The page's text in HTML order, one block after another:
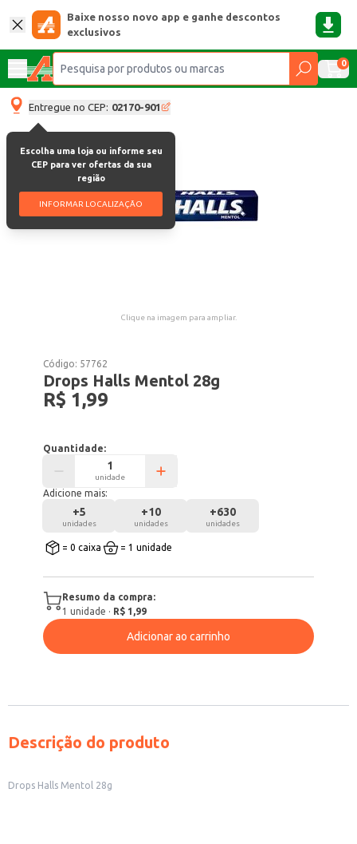
Baixe nosso novo app e ganhe descontos
exclusivos
0
Entregue no CEP: 02170-901
Escolha uma loja ou informe seu
CEP para ver ofertas da sua
região
INFORMAR LOCALIZAÇÃO
Clique na imagem para ampliar.
Código: 57762
Drops Halls Mentol 28g
R$ 1,99
Quantidade:
unidade
Adicione mais:
+5
unidades
+10
unidades
+630
unidades
= 0 caixa = 1 unidade
Resumo da compra:
1 unidade · R$ 1,99
Adicionar ao carrinho
Descrição do produto
Drops Halls Mentol 28g